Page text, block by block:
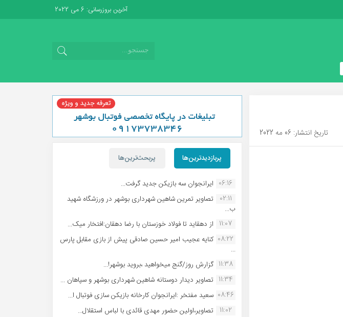
آخرین بروزرسانی: 6 می 2022
تاریخ انتشار: 06 مه 2022
پربازدیدترین‌ها پربحث‌ترین‌ها
06:16 ایرانجوان سه بازیکن جدید گرفت...
02:11
تصاویر تمرین شاهین شهردارى بوشهر در ورزشگاه شهید
ب...
11:07 از دهقاید تا فولاد خوزستان با رضا دهقان:افتخار میک...
08:22 کنایه عجیب امیر حسین صادقی پیش از بازی مقابل پارس
...
11:38 گزارش روز/گنج میخواهید ،بروید بوشهر!...
11:34 تصاویر دیدار دوستانه شاهین شهردارى بوشهر و سپاهان ...
08:46 سعید مفتخر :ایرانجوان کارخانه بازیکن سازی فوتبال ا...
11:02
تصاویر،اولین حضور مهدی قائدی با لباس استقلال...